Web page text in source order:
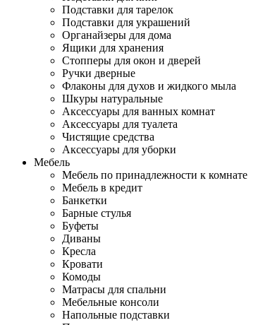
Подставки для тарелок
Подставки для украшений
Органайзеры для дома
Ящики для хранения
Стопперы для окон и дверей
Ручки дверные
Флаконы для духов и жидкого мыла
Шкуры натуральные
Аксессуары для ванных комнат
Аксессуары для туалета
Чистящие средства
Аксессуары для уборки
Мебель
Мебель по принадлежности к комнате
Мебель в кредит
Банкетки
Барные стулья
Буфеты
Диваны
Кресла
Кровати
Комоды
Матрасы для спальни
Мебельные консоли
Напольные подставки